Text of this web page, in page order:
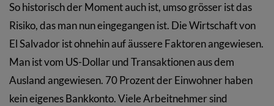
So historisch der Moment auch ist, umso grösser ist das
Risiko, das man nun eingegangen ist. Die Wirtschaft von
El Salvador ist ohnehin auf äussere Faktoren angewiesen.
Man ist vom US-Dollar und Transaktionen aus dem
Ausland angewiesen. 70 Prozent der Einwohner haben
kein eigenes Bankkonto. Viele Arbeitnehmer sind